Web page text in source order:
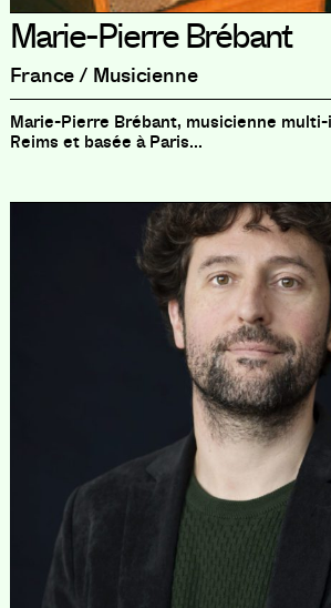
Marie-Pierre Brébant
France / Musicienne
Marie-Pierre Brébant, musicienne
Reims et basée à Paris...